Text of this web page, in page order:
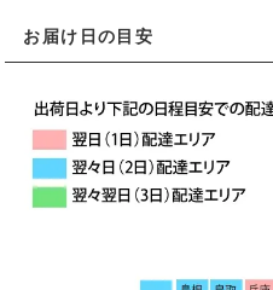
お届け日の目安